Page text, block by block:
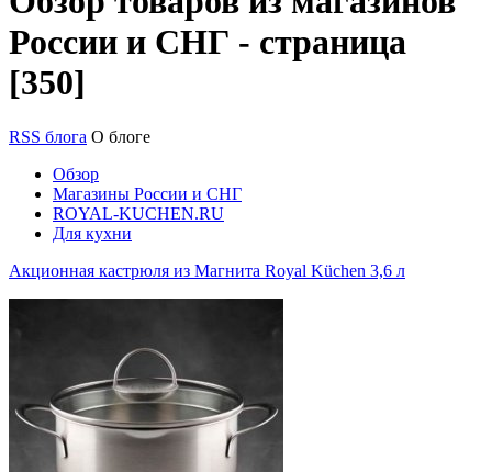
России и СНГ - страница
[350]
RSS блога О блоге
Обзор
Магазины России и СНГ
ROYAL-KUCHEN.RU
Для кухни
Акционная кастрюля из Магнита Royal Küchen 3,6 л